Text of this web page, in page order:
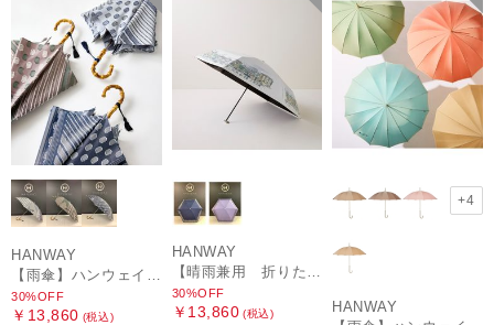
HANWAY
30%OFF
￥13,860 (税込)
HANWAY
30%OFF
￥13,860 (税込)
+4
HANWAY